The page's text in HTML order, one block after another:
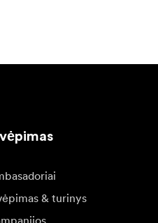
& turinys